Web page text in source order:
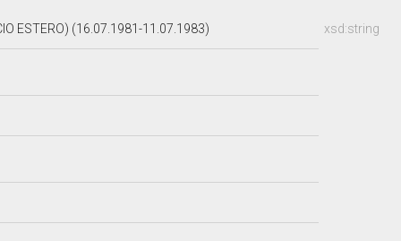
xsd:string
ESTERO) (16.07.1981-11.07.1983)